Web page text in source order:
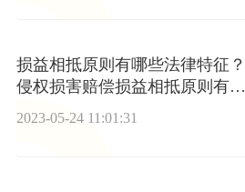
损益相抵原则有哪些法律特征？
侵权损害赔偿损益相抵原则有哪
2023-05-24 11:01:31